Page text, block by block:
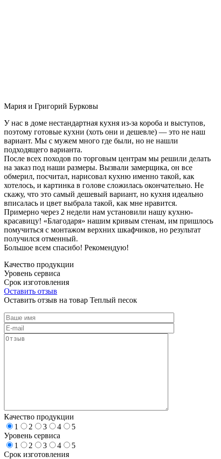
Мария и Григорий Бурковы
У нас в доме нестандартная кухня из-за короба и выступов,
поэтому готовые кухни (хоть они и дешевле) — это не наш
вариант. Мы с мужем много где были, но не нашли
подходящего варианта.
После всех походов по торговым центрам мы решили делать
на заказ под наши размеры. Вызвали замерщика, он все
обмерил, посчитал, нарисовал кухню именно такой, как
хотелось, и картинка в голове сложилась окончательно. Не
скажу, что это самый дешевый вариант, но кухня идеально
вписалась и цвет выбрала такой, как мне нравится.
Примерно через 2 недели нам установили нашу кухню-
красавицу! «Благодаря» нашим кривым стенам, им пришлось
помучиться с монтажом верхних шкафчиков, но результат
получился отменный.
Большое всем спасибо! Рекомендую!
Качество продукции
Уровень сервиса
Срок изготовления
Оставить отзыв
Оставить отзыв на товар Теплый песок
Качество продукции
1
2 3 4
5
Уровень сервиса
1
2 3 4
5
Срок изготовления